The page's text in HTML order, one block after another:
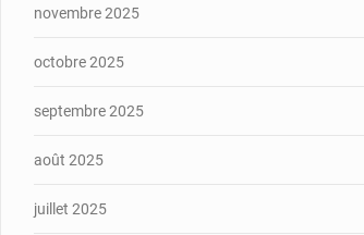
novembre 2025
octobre 2025
septembre 2025
août 2025
juillet 2025